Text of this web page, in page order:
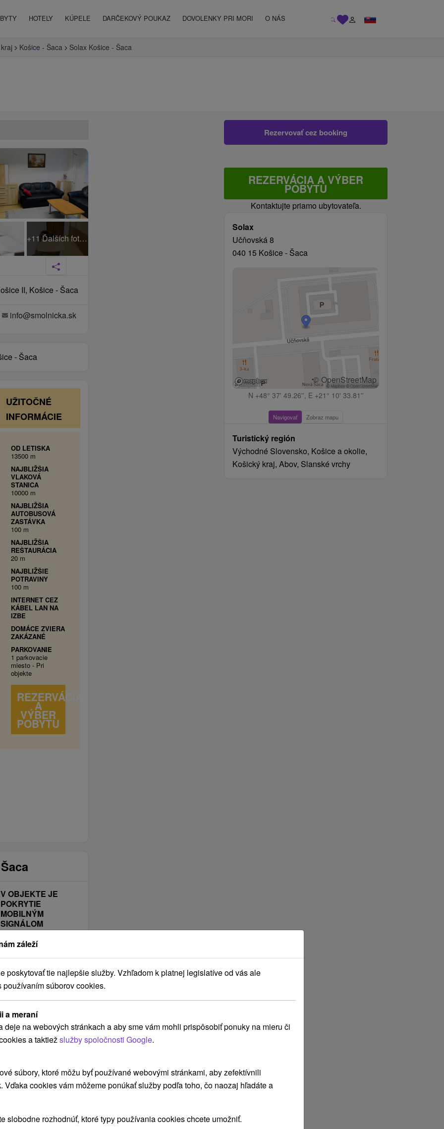
HOTELY KÚPELE DARČEKOVÝ POUKAZ DOVOLENKY PRI MORI O NÁS
Košice - Šaca Solax Košice - Šaca
Rezervovať cez booking
REZERVÁCIA A VÝBER
POBYTU
Kontaktujte priamo ubytovateľa.
Solax
Učňovská 8
040 15 Košice - Šaca
© OpenStreetMap
N +48° 37' 49.26'', E +21° 10' 33.81''
Navigovať Zobraz mapu
Turistický región
Východné Slovensko, Košice a okolie,
Košický kraj, Abov, Slanské vrchy
+11 Ďalších fotiek
II, Košice - Šaca
info@smolnicka.sk
- Šaca
UŽITOČNÉ
INFORMÁCIE
OD LETISKA
13500 m
NAJBLIŽŠIA
VLAKOVÁ
STANICA
10000 m
NAJBLIŽŠIA
AUTOBUSOVÁ
ZASTÁVKA
100 m
NAJBLIŽŠIA
REŠTAURÁCIA
20 m
NAJBLIŽŠIE
POTRAVINY
100 m
INTERNET CEZ
KÁBEL LAN NA
IZBE
DOMÁCE ZVIERA
ZAKÁZANÉ
PARKOVANIE
1 parkovacie
miesto - Pri
objekte
REZERVÁCIA
A
VÝBER
POBYTU
V OBJEKTE JE
POKRYTIE
MOBILNÝM
SIGNÁLOM
Telekom
UBYTOVANIE JE
VHODNÉ NA
Školenia a semináre
Na zimnú dovolenku
Aktívna dovolenka
Víkendové pobyty
POLOHA OBJEKTU
záleží
poskytovať tie najlepšie služby. Vzhľadom k platnej legislatíve od vás ale
súborov cookies.
a meraní
deje na webových stránkach a aby sme vám mohli prispôsobiť ponuky na mieru či
a taktiež služby spoločnosti Google.
súbory, ktoré môžu byť používané webovými stránkami, aby zefektívnili
Vďaka cookies vám môžeme ponúkať služby podľa toho, čo naozaj hľadáte a
slobodne rozhodnúť, ktoré typy používania cookies chcete umožniť.